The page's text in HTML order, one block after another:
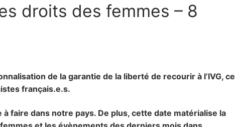
droits des femmes – 8
de la garantie de la liberté de recourir à l’IVG, ce
français.e.s.
faire dans notre pays. De plus, cette date matérialise la